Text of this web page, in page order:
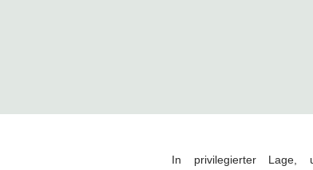
In privilegierter Lage,